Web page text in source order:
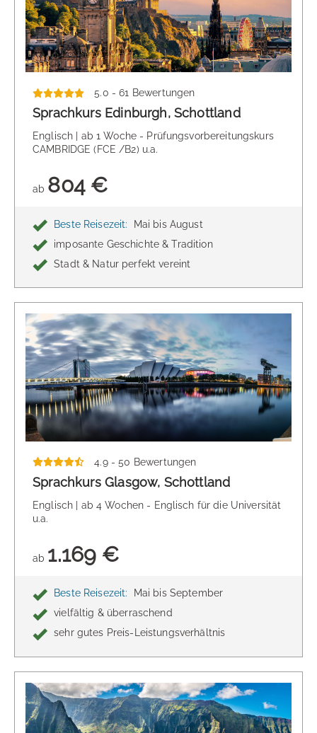
5.0 - 61 Bewertungen
Sprachkurs Edinburgh, Schottland
Englisch | ab 1 Woche - Prüfungsvorbereitungskurs
CAMBRIDGE (FCE /B2) u.a.
ab 804 €
Beste Reisezeit:
Mai bis August
imposante Geschichte & Tradition
Stadt & Natur perfekt vereint
4.9 - 50 Bewertungen
Sprachkurs Glasgow, Schottland
Englisch | ab 4 Wochen - Englisch für die Universität
u.a.
ab 1.169 €
Beste Reisezeit:
Mai bis September
vielfältig & überraschend
sehr gutes Preis-Leistungsverhältnis